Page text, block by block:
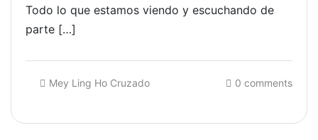
Todo lo que estamos viendo y escuchando de
parte […]
Mey Ling Ho Cruzado 0 comments